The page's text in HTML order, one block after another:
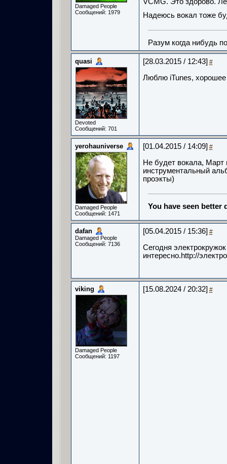
Damaged People
Сообщений: 1979
Надеюсь вокал тоже
Разум когда нибудь
quasi
Devoted
Сообщений: 701
[28.03.2015 / 12:43] #
Люблю iTunes, хорошее
yerohauniverse
Damaged People
Сообщений: 1471
[01.04.2015 / 14:09] #
Не будет вокала, Март
инструментальный
проэкты)
You have seen better
dafan
Damaged People
Сообщений: 7136
[05.04.2015 / 15:36] #
Сегодня
интересно.http://
viking
Damaged People
Сообщений: 1197
[15.08.2024 / 20:32] #